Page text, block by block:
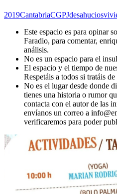
2019CantabriaCGPJdesahucios
Este espacio es para opinar
Faradio, para comentar,
análisis.
No es un espacio para el
El espacio y el tiempo de
Respetáis a todos si tratáis
No es el lugar desde donde
tienes una historia o rumor
contacta con el autor de las
envíanos un correo a
verificaremos para poder